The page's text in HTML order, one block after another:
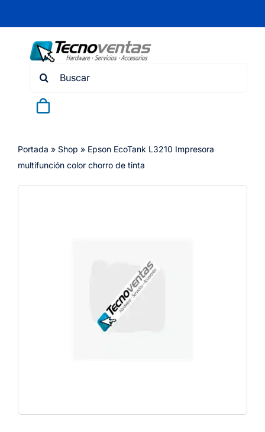
content
Search
Portada » Shop » Epson EcoTank L3210 Impresora
multifunción color chorro de tinta